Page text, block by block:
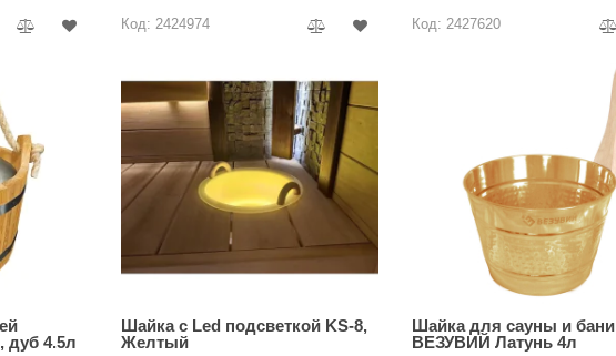
A-Panel
Банные штучки
CeruttiSpa
Suokka
Карельские легенды
дуб 4.5л
Код: 2424974
Шайка с Led подсветкой KS-8,
Желтый
Код: 2427620
Шайка для сауны и бани
ВЕЗУВИЙ Латунь 4л